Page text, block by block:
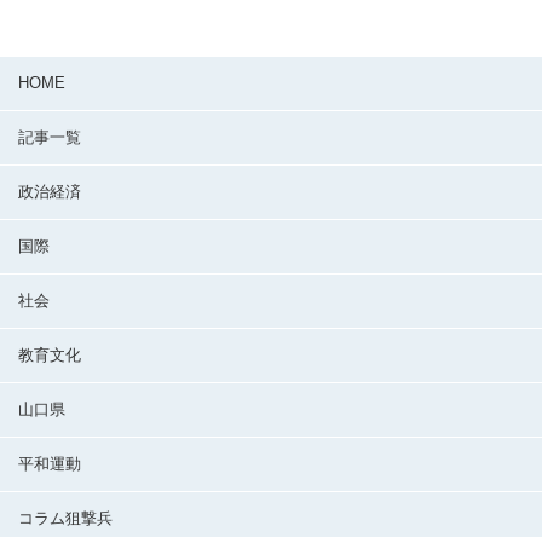
HOME
記事一覧
政治経済
国際
社会
教育文化
山口県
平和運動
コラム狙撃兵